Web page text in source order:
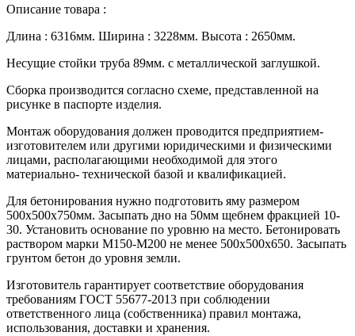
Описание товара :
Длина : 6316мм. Ширина : 3228мм. Высота : 2650мм.
Несущие стойки труба 89мм. с металлической заглушкой.
Сборка производится согласно схеме, представленной на
рисунке в паспорте изделия.
Монтаж оборудования должен проводится предприятием-
изготовителем или другими юридическими и физическими
лицами, располагающими необходимой для этого
материально- технической базой и квалификацией.
Для бетонирования нужно подготовить яму размером
500х500х750мм. Засыпать дно на 50мм щебнем фракцией 10-
30. Установить основание по уровню на место. Бетонировать
раствором марки М150-М200 не менее 500х500х650. Засыпать
грунтом бетон до уровня земли.
Изготовитель гарантирует соответствие оборудования
требованиям ГОСТ 55677-2013 при соблюдении
ответственного лица (собственника) правил монтажа,
использования, доставки и хранения.